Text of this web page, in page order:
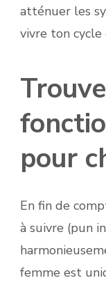
atténuer les
vivre ton cycle
pour
En fin de
à suivre (pun
femme est